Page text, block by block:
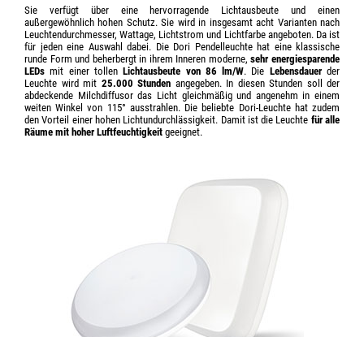
Sie verfügt über eine hervorragende Lichtausbeute und einen
außergewöhnlich hohen Schutz. Sie wird in insgesamt acht Varianten nach
Leuchtendurchmesser, Wattage, Lichtstrom und Lichtfarbe angeboten. Da ist
für jeden eine Auswahl dabei. Die Dori Pendelleuchte hat eine klassische
runde Form und beherbergt in ihrem Inneren moderne,sehr energiesparende
LEDs mit einer tollenLichtausbeute von 86 lm/W. Die Lebensdauerder
Leuchte wird mit 25.000 Stunden angegeben. In diesen Stunden soll der
abdeckende Milchdiffusor das Licht gleichmäßig und angenehm in einem
weiten Winkel von 115° ausstrahlen. Die beliebte Dori-Leuchte hat zudem
den Vorteil einer hohen Lichtundurchlässigkeit. Damit ist die Leuchte für alle
Räume mit hoher Luftfeuchtigkeit geeignet.